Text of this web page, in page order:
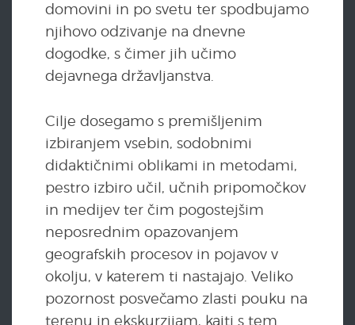
domovini in po svetu ter spodbujamo
njihovo odzivanje na dnevne
dogodke, s čimer jih učimo
dejavnega državljanstva.
Cilje dosegamo s premišljenim
izbiranjem vsebin, sodobnimi
didaktičnimi oblikami in metodami,
pestro izbiro učil, učnih pripomočkov
in medijev ter čim pogostejšim
neposrednim opazovanjem
geografskih procesov in pojavov v
okolju, v katerem ti nastajajo. Veliko
pozornost posvečamo zlasti pouku na
terenu in ekskurzijam, kajti s tem